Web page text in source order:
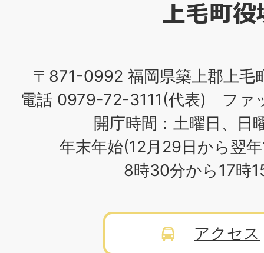
〒871-0992 福岡県築上郡上毛
電話 0979-72-3111(代表) ファ
開庁時間：土曜日、日
年末年始(12月29日から翌
8時30分から17時
アクセス